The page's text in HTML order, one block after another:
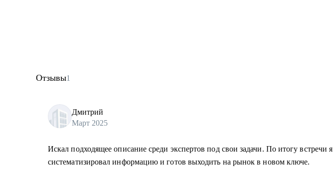
Отзывы1
Дмитрий
Март 2025
Искал подходящее описание среди экспертов под свои задачи. По итогу встречи я
систематизировал информацию и готов выходить на рынок в новом ключе.